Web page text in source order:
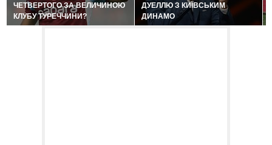
ЧЕТВЕРТОГО ЗА ВЕЛИЧИНОЮ
КЛУБУ ТУРЕЧЧИНИ?
ДУЕЛЛЮ З КИЇВСЬКИМ
ДИНАМО